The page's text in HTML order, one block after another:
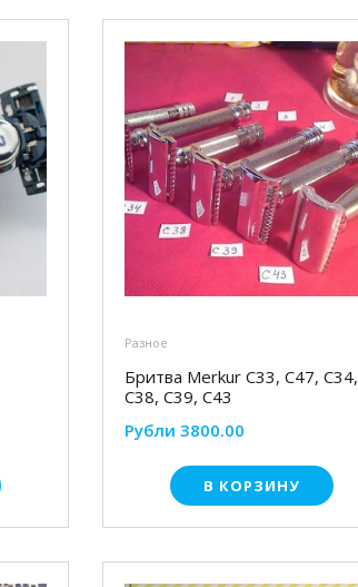
Разное
Бритва Merkur С33, С47, С34,
С38, С39, С43
Рубли 3800.00
В КОРЗИНУ